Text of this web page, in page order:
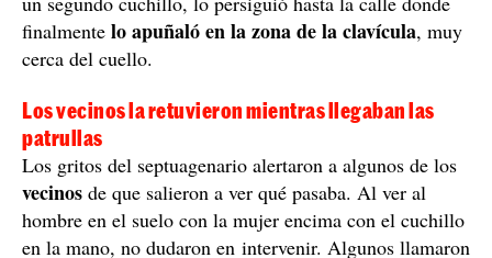
finalmente lo apuñaló en la zona de la clavícula, muy
cerca del cuello.
Los vecinos la retuvieron mientras llegaban las
patrullas
Los gritos del septuagenario alertaron a algunos de los
vecinos de que salieron a ver qué pasaba. Al ver al
hombre en el suelo con la mujer encima con el cuchillo
en la mano, no dudaron en intervenir. Algunos llamaron